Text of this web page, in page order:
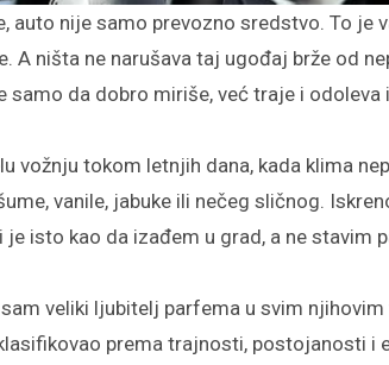
A ništa ne narušava taj ugođaj brže od
samo da dobro miriše, već traje i
vožnju tokom letnjih dana, kada klima
vanile, jabuke ili nečeg sličnog.
isto kao da izađem u grad, a ne stavim
veliki ljubitelj parfema u svim
prema trajnosti, postojanosti i